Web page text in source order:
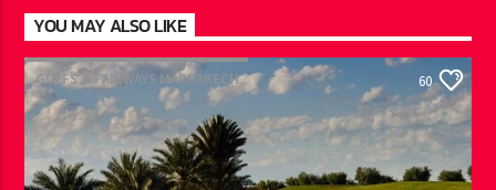
YOU MAY ALSO LIKE
GOLFS & FAIRWAYS MARRAKECH 60